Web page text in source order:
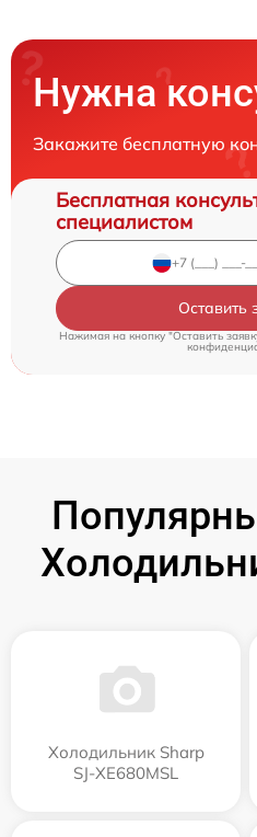
Нужна
Закажите бесплатную
Бесплатная
специалистом
Оставить
Нажимая на кнопку "Оставить
Холодильник Sharp
SJ-XE680MSL